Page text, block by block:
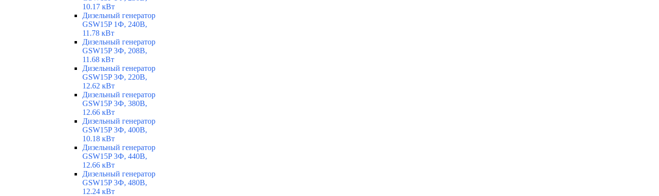
10.17 кВт
Дизельный генератор
GSW15P 1Ф, 240В,
11.78 кВт
Дизельный генератор
GSW15P 3Ф, 208В,
11.68 кВт
Дизельный генератор
GSW15P 3Ф, 220В,
12.62 кВт
Дизельный генератор
GSW15P 3Ф, 380В,
12.66 кВт
Дизельный генератор
GSW15P 3Ф, 400В,
10.18 кВт
Дизельный генератор
GSW15P 3Ф, 440В,
12.66 кВт
Дизельный генератор
GSW15P 3Ф, 480В,
12.24 кВт